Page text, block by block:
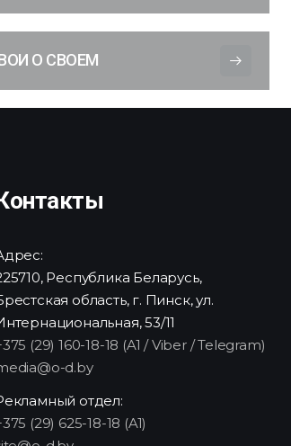
О СВОЕМ
Республика Беларусь,
область, г. Пинск, ул.
53/11
(29) 160-18-18 (A1 / Viber / Telegram)
d.by
отдел:
(29) 625-18-18 (A1)